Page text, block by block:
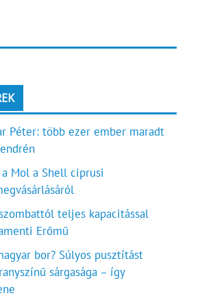
Péter: több ezer ember maradt
Mol a Shell ciprusi
teljes kapacitással
Erőmű
bor? Súlyos pusztítást
sárgasága – így